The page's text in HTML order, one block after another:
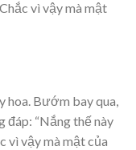
vì vậy mà mật
hoa. Bướm bay qua,
đáp: “Nắng thế này
vì vậy mà mật của